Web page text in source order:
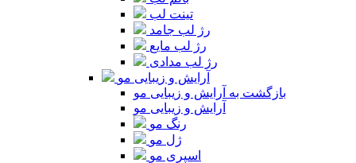
تینت لب
رژ لب جامد
رژ لب مایع
رژ لب مدادی
آرایش و زیبایی مو
بازگشت به آرایش و زیبایی مو
آرایش و زیبایی مو
رنگ مو
ژل مو
اسپری مو